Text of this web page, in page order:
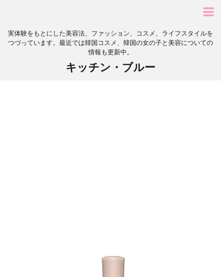
実体験をもとにした美容法、ファッション、コスメ、ライフスタイルを
つづっています。最近では韓国コスメ、韓国の女の子と美容についての
情報も更新中。
キッチン・ブルー